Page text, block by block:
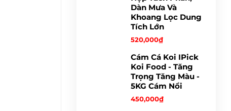
Dàn Mưa Và
Khoang Lọc Dung
Tích Lớn
520,000₫
Cám Cá Koi IPick
Koi Food - Tăng
Trọng Tăng Màu -
5KG Cám Nổi
450,000₫